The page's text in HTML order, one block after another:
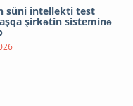
süni intellekti test
şirkətin sisteminə